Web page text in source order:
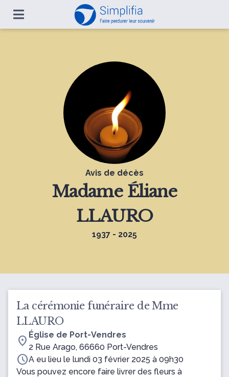
Avis de décès
Madame Éliane
LLAURO
1937 - 2025
La cérémonie funéraire de Mme
LLAURO
location_on Église de Port-Vendres
2 Rue Arago, 66660 Port-Vendres
scheduleA eu lieu le lundi 03 février 2025 à 09h30
Vous pouvez encore faire livrer des fleurs à